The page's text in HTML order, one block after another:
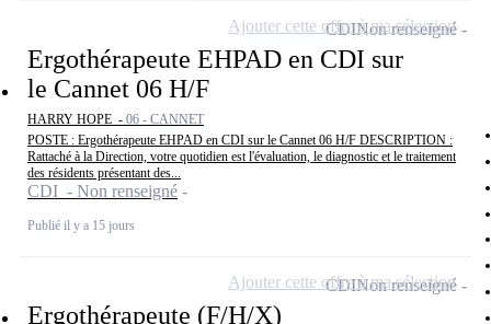
Ergothérapeute EHPAD en CDI sur
le Cannet 06 H/F
HARRY HOPE - 06 - CANNET
POSTE : Ergothérapeute EHPAD en CDI sur le Cannet 06 H/F DESCRIPTION :
Rattaché à la Direction, votre quotidien est l'évaluation, le diagnostic et le traitement
des résidents présentant des...
CDI - Non renseigné
Publié il y a 15 jours
CDINon renseigné
Ajouter cette offre à ma sélection
Ergothérapeute (F/H/X)
CDINon renseigné
Ajouter cette offre à ma sélection